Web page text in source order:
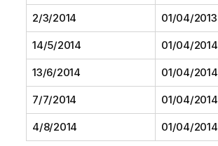
2/3/2014 01/04/2013
14/5/2014 01/04/2014
13/6/2014 01/04/2014
7/7/2014 01/04/2014
4/8/2014 01/04/2014